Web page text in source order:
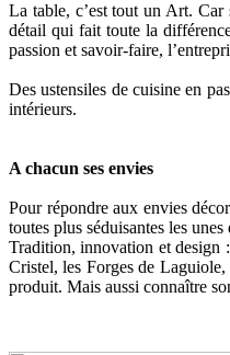
La table, c’est tout un Art. Car
détail qui fait toute la
passion et savoir-faire,
Des ustensiles de cuisine en
intérieurs.
A chacun ses envies
Pour répondre aux envies
toutes plus séduisantes les unes
Tradition, innovation et design
Cristel, les Forges de
produit. Mais aussi connaître